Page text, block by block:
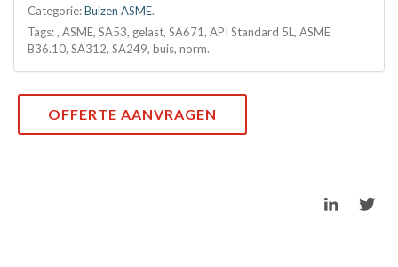
Categorie:Buizen ASME.
Tags: , ASME, SA53, gelast, SA671, API Standard 5L, ASME
B36.10, SA312, SA249, buis, norm.
OFFERTE AANVRAGEN